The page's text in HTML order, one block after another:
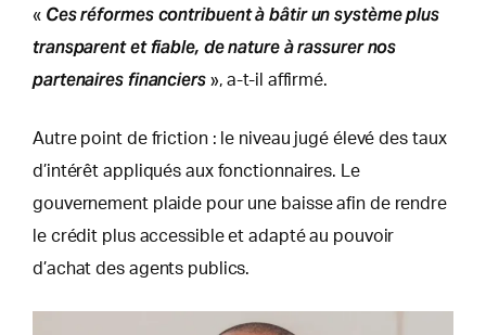
« Ces réformes contribuent à bâtir un système plus
transparent et fiable, de nature à rassurer nos
partenaires financiers», a-t-il affirmé.
Autre point de friction : le niveau jugé élevé des taux
d’intérêt appliqués aux fonctionnaires. Le
gouvernement plaide pour une baisse afin de rendre
le crédit plus accessible et adapté au pouvoir
d’achat des agents publics.